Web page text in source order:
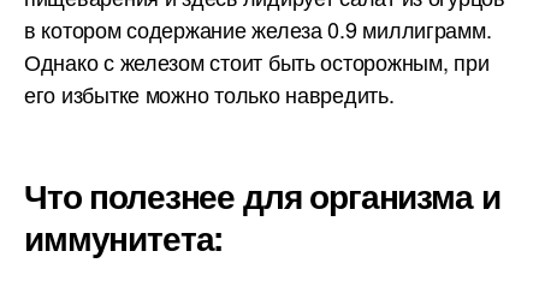
в котором содержание железа 0.9 миллиграмм.
Однако с железом стоит быть осторожным, при
его избытке можно только навредить.
Что полезнее для организма и
иммунитета: